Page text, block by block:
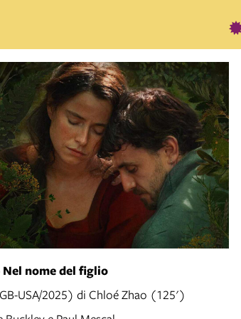
Nel nome del figlio
USA/2025) di Chloé Zhao (125')